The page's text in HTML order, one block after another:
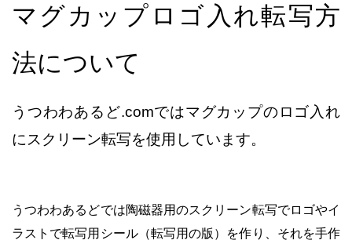
マグカップロゴ入れ転写方
法について
うつわわあるど.comではマグカップのロゴ入れ
にスクリーン転写を使用しています。
うつわわあるどでは陶磁器用のスクリーン転写でロゴやイ
ラストで転写用シール（転写用の版）を作り、それを手作